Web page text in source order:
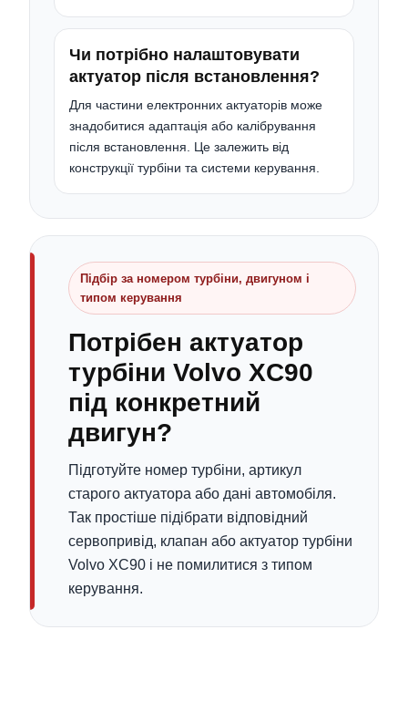
Чи потрібно налаштовувати
актуатор після встановлення?
Для частини електронних актуаторів може
знадобитися адаптація або калібрування
після встановлення. Це залежить від
конструкції турбіни та системи керування.
Підбір за номером турбіни, двигуном і
типом керування
Потрібен актуатор
турбіни Volvo XC90
під конкретний
двигун?
Підготуйте номер турбіни, артикул
старого актуатора або дані автомобіля.
Так простіше підібрати відповідний
сервопривід, клапан або актуатор турбіни
Volvo XC90 і не помилитися з типом
керування.